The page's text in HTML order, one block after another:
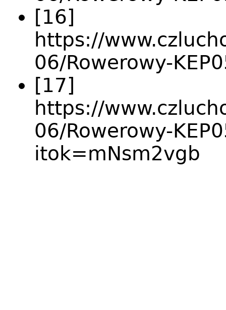
[16]
https://
06/Rowerowy-
[17]
https://
06/Rowerowy-
itok=mNsm2vgb